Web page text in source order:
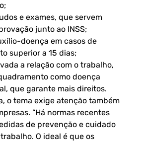
e exames, que servem
junto ao INSS;
doença em casos de
superior a 15 dias;
a relação com o trabalho,
como doença
que garante mais direitos.
o tema exige atenção também
“Há normas recentes
de prevenção e cuidado
O ideal é que os